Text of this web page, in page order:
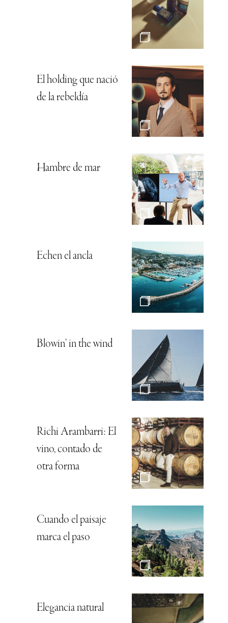
El holding que nació
de la rebeldía
Hambre de mar
Echen el ancla
Blowin’ in the wind
Richi Arambarri: El
vino, contado de
otra forma
Cuando el paisaje
marca el paso
Elegancia natural